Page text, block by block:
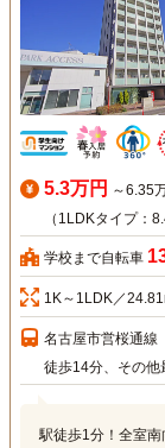
5.3万円 ～6.35
（1LDKタイプ：
学校まで自転車
1K～1LDK／
名古屋市営桜通線
徒歩14分、その他
駅徒歩1分！全室